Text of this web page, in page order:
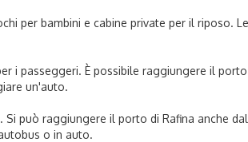
per bambini e cabine private per il riposo.
i passeggeri. È possibile raggiungere il
un'auto.
può raggiungere il porto di Rafina anche
o in auto.